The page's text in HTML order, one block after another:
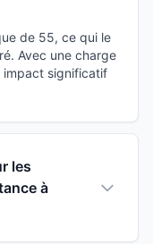
de 55, ce qui le
Avec une charge
impact significatif
les
à